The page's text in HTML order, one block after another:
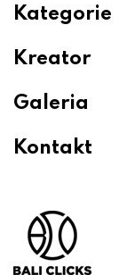
Kategorie
Kreator
Galeria
Kontakt